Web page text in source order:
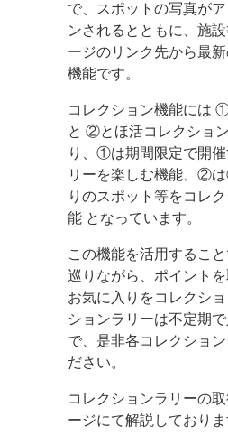
で、スポットの写真が
ンされるとともに、施
ージのリンク先から最
機能です。
コレクション機能には
と ②とほ活コレクショ
り、①は期間限定で開
リーを楽しむ機能、②
りのスポット等をコレ
能 となっています。
この機能を活用するこ
巡りながら、ポイント
お気に入りをコレクショ
ションラリーは不定期
で、是非各コレクショ
ださい。
コレクションラリーの
ージにて解説しておりま